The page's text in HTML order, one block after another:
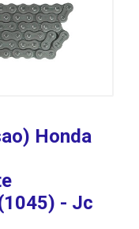
Honda
- Jc